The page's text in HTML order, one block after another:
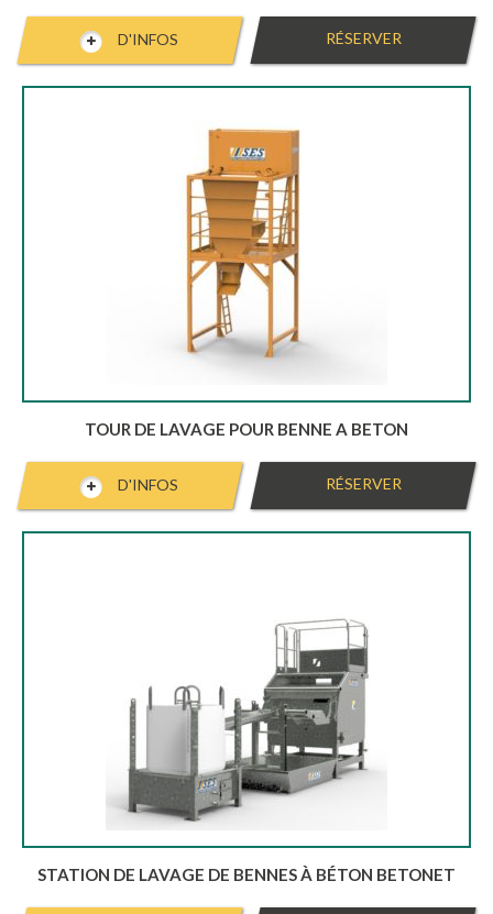
D'INFOS RÉSERVER
TOUR DE LAVAGE POUR BENNE A BETON
D'INFOS RÉSERVER
STATION DE LAVAGE DE BENNES À BÉTON BETONET